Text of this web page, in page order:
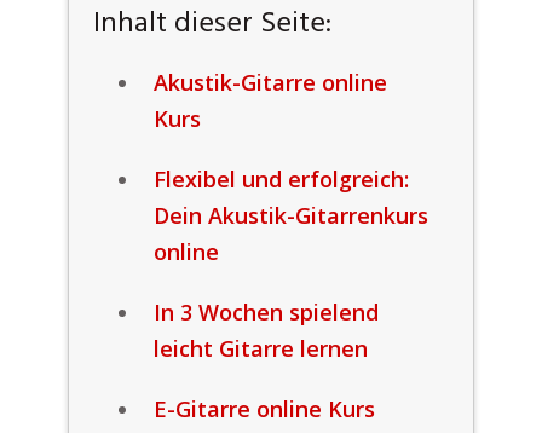
Inhalt dieser Seite:
Akustik-Gitarre online
Kurs
Flexibel und erfolgreich:
Dein Akustik-Gitarrenkurs
online
In 3 Wochen spielend
leicht Gitarre lernen
E-Gitarre online Kurs